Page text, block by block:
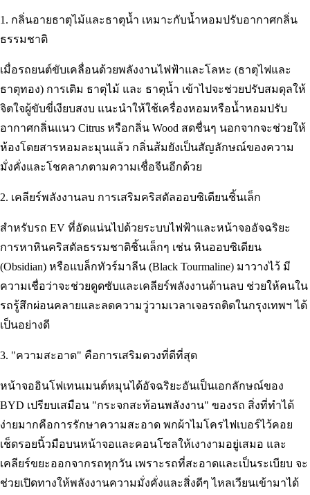
1. กลิ่นอายธาตุไม้และธาตุน้ำ เหมาะกับน้ำหอมปรับอากาศกลิ่น
ธรรมชาติ
เมื่อรถยนต์ขับเคลื่อนด้วยพลังงานไฟฟ้าและโลหะ (ธาตุไฟและ
ธาตุทอง) การเติม ธาตุไม้ และ ธาตุน้ำ เข้าไปจะช่วยปรับสมดุลให้
จิตใจผู้ขับขี่เงียบสงบ แนะนำให้ใช้เครื่องหอมหรือน้ำหอมปรับ
อากาศกลิ่นแนว Citrus หรือกลิ่น Wood สดชื่นๆ นอกจากจะช่วยให้
ห้องโดยสารหอมละมุนแล้ว กลิ่นส้มยังเป็นสัญลักษณ์ของความ
มั่งคั่งและโชคลาภตามความเชื่อจีนอีกด้วย
2. เคลียร์พลังงานลบ การเสริมคริสตัลออบซิเดียนชิ้นเล็ก
สำหรับรถ EV ที่อัดแน่นไปด้วยระบบไฟฟ้าและหน้าจออัจฉริยะ
การหาหินคริสตัลธรรมชาติชิ้นเล็กๆ เช่น หินออบซิเดียน
(Obsidian) หรือแบล็กทัวร์มาลีน (Black Tourmaline) มาวางไว้ มี
ความเชื่อว่าจะช่วยดูดซับและเคลียร์พลังงานด้านลบ ช่วยให้คนใน
รถรู้สึกผ่อนคลายและลดความวู่วามเวลาเจอรถติดในกรุงเทพฯ ได้
เป็นอย่างดี
3. "ความสะอาด" คือการเสริมดวงที่ดีที่สุด
หน้าจออินโฟเทนเมนต์หมุนได้อัจฉริยะอันเป็นเอกลักษณ์ของ
BYD เปรียบเสมือน "กระจกสะท้อนพลังงาน" ของรถ สิ่งที่ทำได้
ง่ายมากคือการรักษาความสะอาด พกผ้าไมโครไฟเบอร์ไว้คอย
เช็ดรอยนิ้วมือบนหน้าจอและคอนโซลให้เงางามอยู่เสมอ และ
เคลียร์ขยะออกจากรถทุกวัน เพราะรถที่สะอาดและเป็นระเบียบ จะ
ช่วยเปิดทางให้พลังงานความมั่งคั่งและสิ่งดีๆ ไหลเวียนเข้ามาได้